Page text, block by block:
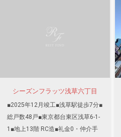
シーズンフラッツ浅草六丁目
■2025年12月竣工■浅草駅徒歩7分■
総戸数48戸■東京都台東区浅草6-1-
1■地上13階 RC造■礼金0・仲介手